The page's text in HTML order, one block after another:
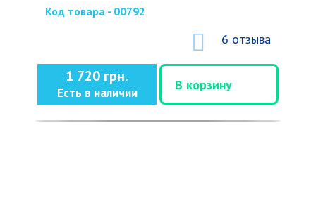
Код товара - 00792
6 отзыва
1 720 грн.
Есть в наличии
В корзину